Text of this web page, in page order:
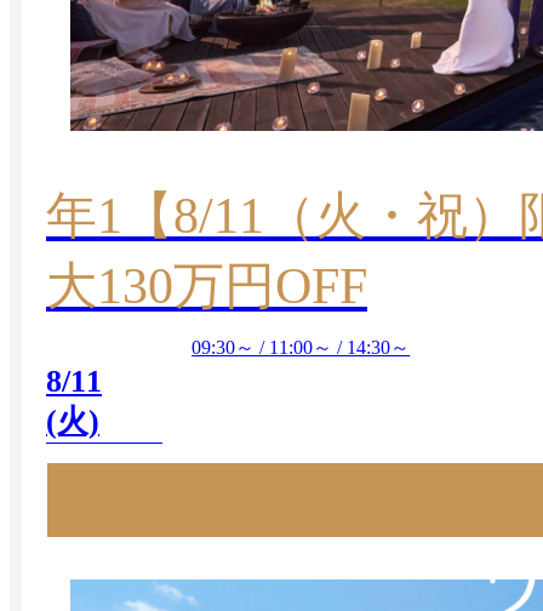
年1【8/11（火・祝
大130万円OFF
8/11
(火)
09:30～ / 11:00～ / 14:30～